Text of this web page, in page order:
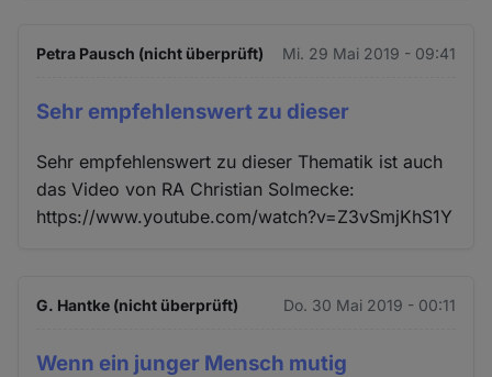
Petra Pausch (nicht überprüft) Mi. 29 Mai 2019 - 09:41
Sehr empfehlenswert zu dieser
Sehr empfehlenswert zu dieser Thematik ist auch
das Video von RA Christian Solmecke:
https://www.youtube.com/watch?v=Z3vSmjKhS1Y
G. Hantke (nicht überprüft) Do. 30 Mai 2019 - 00:11
Wenn ein junger Mensch mutig